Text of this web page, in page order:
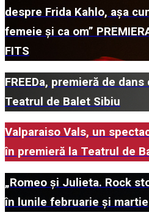
despre Frida Kahlo, așa
femeie și ca om”
FITS
FREEDa, premieră de
Teatrul de Balet Sibiu
Valparaiso Vals, un
în premieră la Teatrul de
„Romeo și Julieta. Rock
în lunile februarie și martie